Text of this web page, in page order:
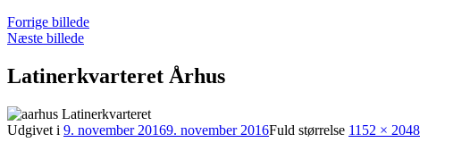
Forrige billede
Næste billede
Latinerkvarteret Århus
Udgivet i 9. november 20169. november 2016Fuld størrelse 1152 × 2048